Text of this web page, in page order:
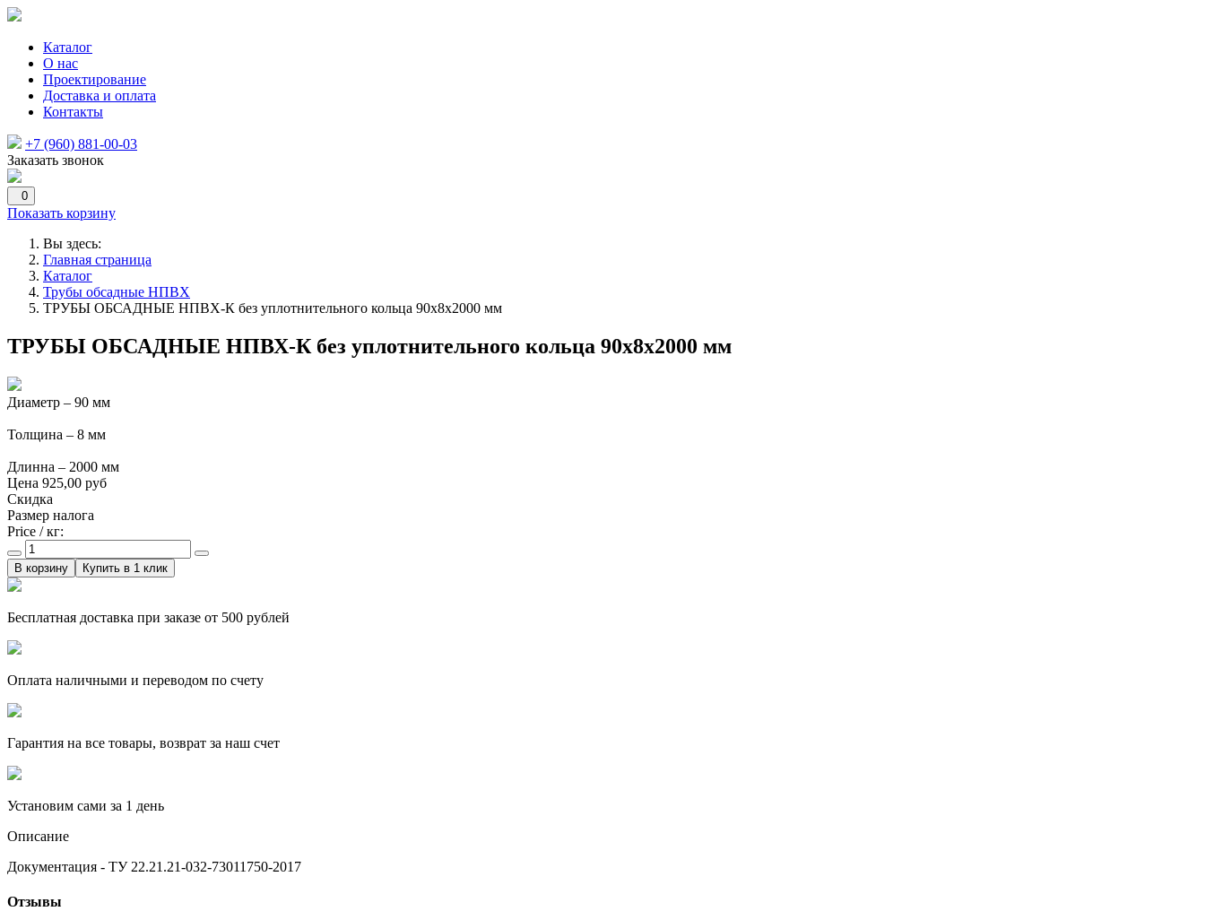
Каталог
О нас
Проектирование
Доставка и оплата
Контакты
+7 (960) 881-00-03
Заказать звонок
0
Показать корзину
Вы здесь:
Главная страница
Каталог
Трубы обсадные НПВХ
ТРУБЫ ОБСАДНЫЕ НПВХ-К без уплотнительного кольца 90x8x2000 мм
ТРУБЫ ОБСАДНЫЕ НПВХ-К без уплотнительного кольца 90x8x2000 мм
Диаметр – 90 мм
Толщина – 8 мм
Длинна – 2000 мм
Цена 925,00 руб
Скидка
Размер налога
Price / кг:
Купить в 1 клик
Бесплатная доставка при заказе от 500 рублей
Оплата наличными и переводом по счету
Гарантия на все товары, возврат за наш счет
Установим сами за 1 день
Описание
Документация - ТУ 22.21.21-032-73011750-2017
Отзывы